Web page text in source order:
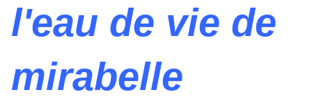
l'eau de vie de
mirabelle